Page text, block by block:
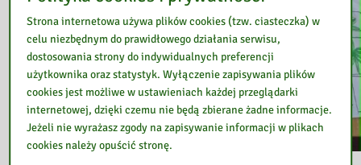
Strona internetowa używa plików cookies (tzw. ciasteczka) w
celu niezbędnym do prawidłowego działania serwisu,
dostosowania strony do indywidualnych preferencji
użytkownika oraz statystyk. Wyłączenie zapisywania plików
cookies jest możliwe w ustawieniach każdej przeglądarki
internetowej, dzięki czemu nie będą zbierane żadne informacje.
Jeżeli nie wyrażasz zgody na zapisywanie informacji w plikach
cookies należy opuścić stronę.